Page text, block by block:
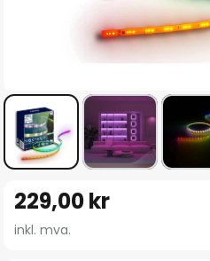
begynnelsen
229,00 kr
inkl. mva.